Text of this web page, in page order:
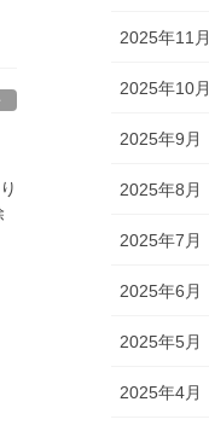
2025年11月
2025年10月
2025年9月
2025年8月
2025年7月
2025年6月
2025年5月
2025年4月